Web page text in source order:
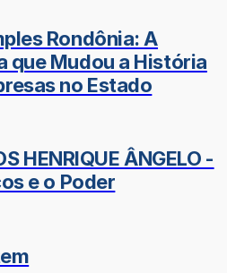
Rondônia: A
que Mudou a História
no Estado
HENRIQUE ÂNGELO -
e o Poder